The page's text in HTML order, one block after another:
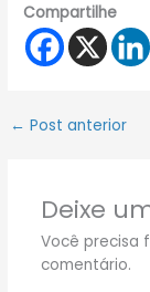
Compartilhe
← Post anterior
Deixe
Você precisa
comentário.